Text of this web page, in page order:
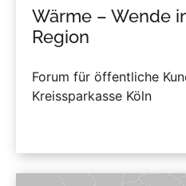
Wärme – Wende
Region
Forum für öffentliche
Kreissparkasse Köln